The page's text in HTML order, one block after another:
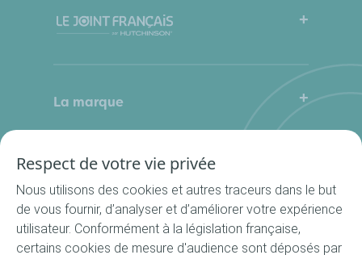
La marque
Qui sommes-nous
Où nous trouver ?
La Cuisine du Bocal
Nos rondelles
Nos accessoires
Recettes
Respect de votre vie privée
Nous utilisons des cookies et autres traceurs dans le but
de vous fournir, d’analyser et d’améliorer votre expérience
utilisateur. Conformément à la législation française,
certains cookies de mesure d'audience sont déposés par